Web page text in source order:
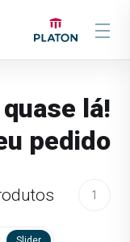
lá!
pedido
1